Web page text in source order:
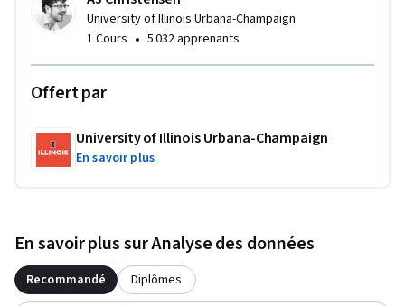
University of Illinois Urbana-Champaign
1 Cours • 5 032 apprenants
Offert par
University of Illinois Urbana-Champaign
En savoir plus
En savoir plus sur Analyse des données
Recommandé Diplômes